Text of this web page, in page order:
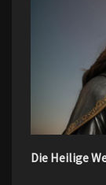
Die Heilige